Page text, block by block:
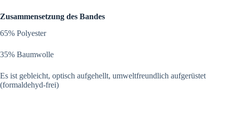
Zusammensetzung des Bandes
65% Polyester
35% Baumwolle
Es ist gebleicht, optisch aufgehellt, umweltfreundlich aufgerüstet
(formaldehyd-frei)